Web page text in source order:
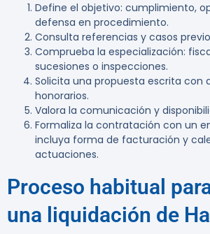
Define el objetivo: cumplimiento,
defensa en procedimiento.
Consulta referencias y casos
Comprueba la especialización:
sucesiones o inspecciones.
Solicita una propuesta escrita con
honorarios.
Valora la comunicación y
Formaliza la contratación con un
incluya forma de facturación y
actuaciones.
Proceso habitual
una liquidación de